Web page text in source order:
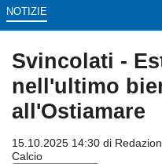
NOTIZIE
Svincolati -
nell'ultimo
all'Ostiamare
15.10.2025 14:30 di
Calcio